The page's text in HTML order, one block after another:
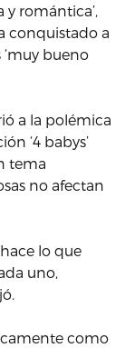
y romántica’,
conquistado a
bueno
a la polémica
‘4 babys’
tema
no afectan
lo que
uno,
como